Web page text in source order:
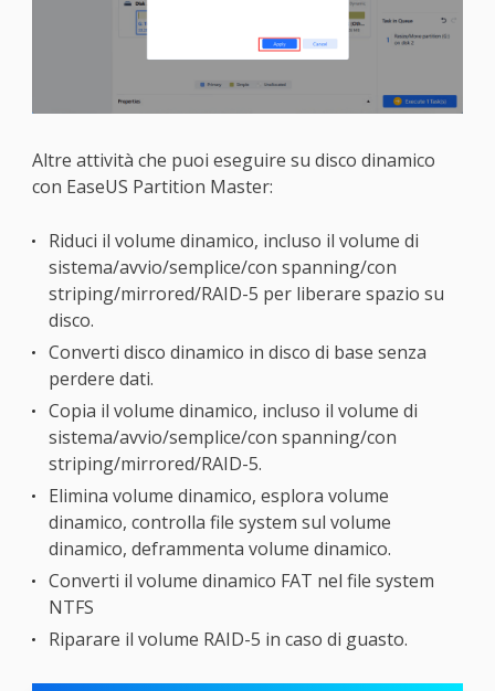
Altre attività che puoi eseguire su disco dinamico
con EaseUS Partition Master:
Riduci il volume dinamico, incluso il volume di
sistema/avvio/semplice/con spanning/con
striping/mirrored/RAID-5 per liberare spazio su
disco.
Converti disco dinamico in disco di base senza
perdere dati.
Copia il volume dinamico, incluso il volume di
sistema/avvio/semplice/con spanning/con
striping/mirrored/RAID-5.
Elimina volume dinamico, esplora volume
dinamico, controlla file system sul volume
dinamico, deframmenta volume dinamico.
Converti il volume dinamico FAT nel file system
NTFS
Riparare il volume RAID-5 in caso di guasto.